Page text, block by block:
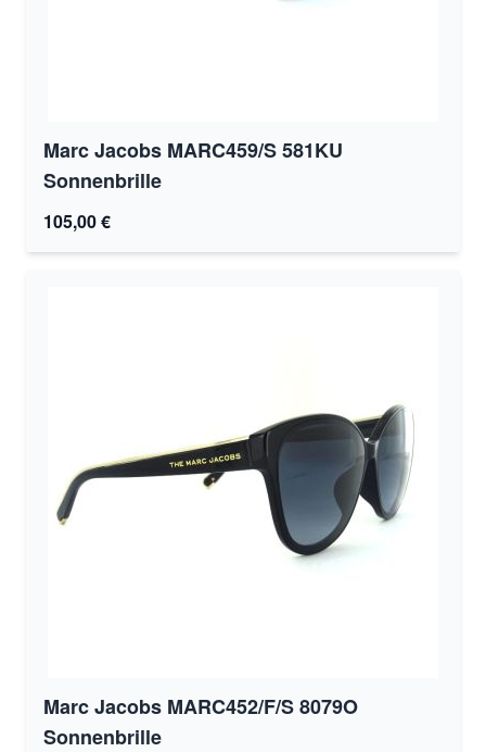
Marc Jacobs MARC459/S 581KU
Sonnenbrille
105,00 €
Marc Jacobs MARC452/F/S 8079O
Sonnenbrille